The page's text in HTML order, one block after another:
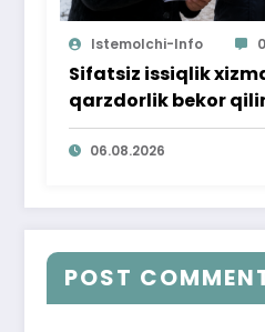
Istemolchi-Info 0
Sifatsiz issiqlik
qarzdorlik bekor
06.08.2026
POST